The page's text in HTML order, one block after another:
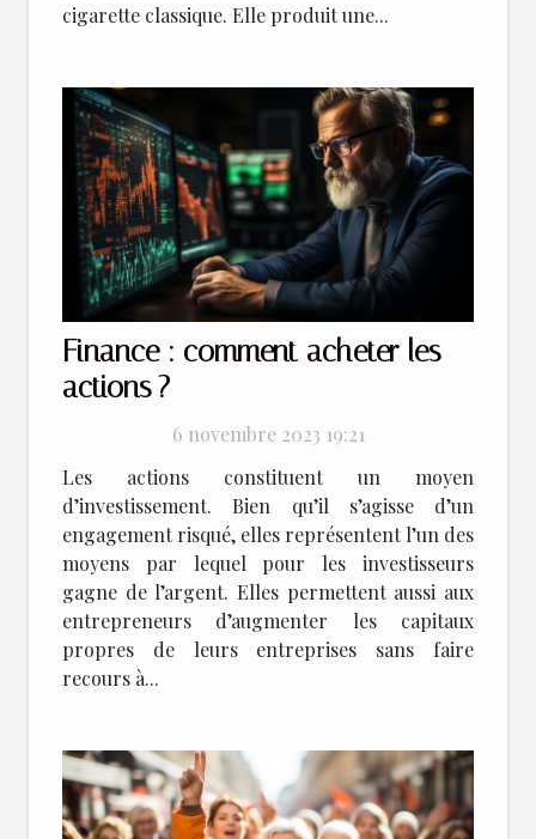
cigarette classique. Elle produit une...
Finance : comment acheter les
actions ?
6 novembre 2023 19:21
Les actions constituent un moyen
d’investissement. Bien qu’il s’agisse d’un
engagement risqué, elles représentent l’un des
moyens par lequel pour les investisseurs
gagne de l’argent. Elles permettent aussi aux
entrepreneurs d’augmenter les capitaux
propres de leurs entreprises sans faire
recours à...